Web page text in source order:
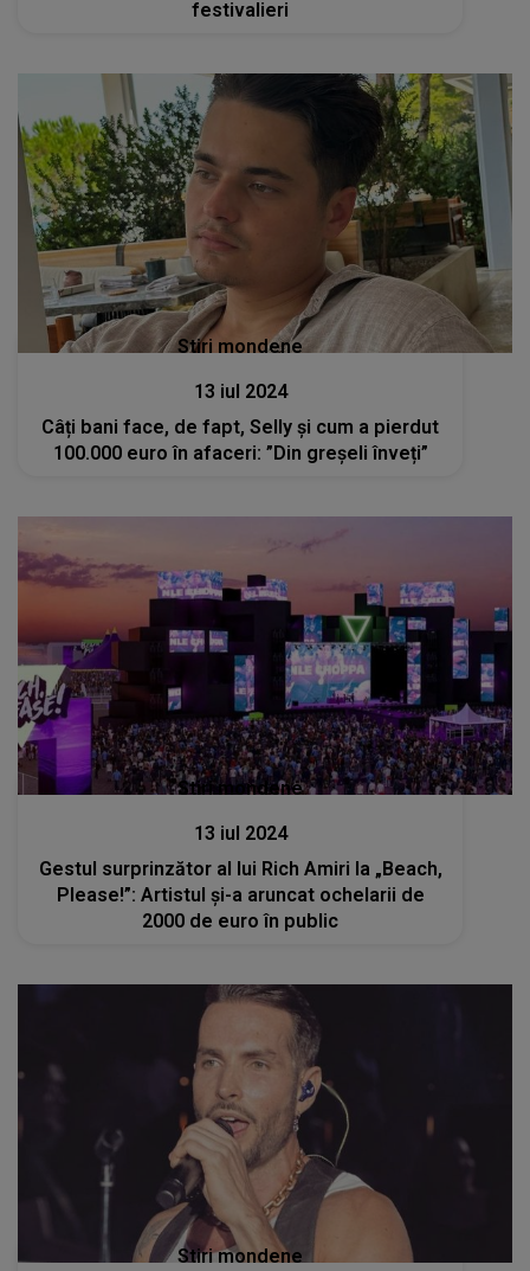
festivalieri
Stiri mondene
13 iul 2024
Câți bani face, de fapt, Selly și cum a pierdut
100.000 euro în afaceri: ”Din greșeli înveți”
Stiri mondene
13 iul 2024
Gestul surprinzător al lui Rich Amiri la „Beach,
Please!”: Artistul și-a aruncat ochelarii de
2000 de euro în public
Stiri mondene